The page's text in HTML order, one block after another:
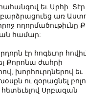
եւ Արհի. Տէր
առ
ողորմածութիւնը
համար:
էր հոգեւոր
Քորոնա ժահրի
խորհուրդներով եւ
ու զօրացնել
Սրբազան